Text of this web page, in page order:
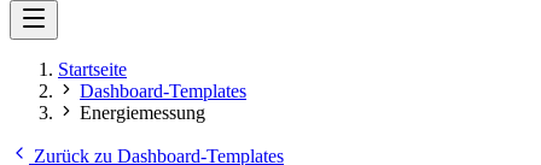
Startseite
Dashboard-Templates
Energiemessung
Zurück zu Dashboard-Templates